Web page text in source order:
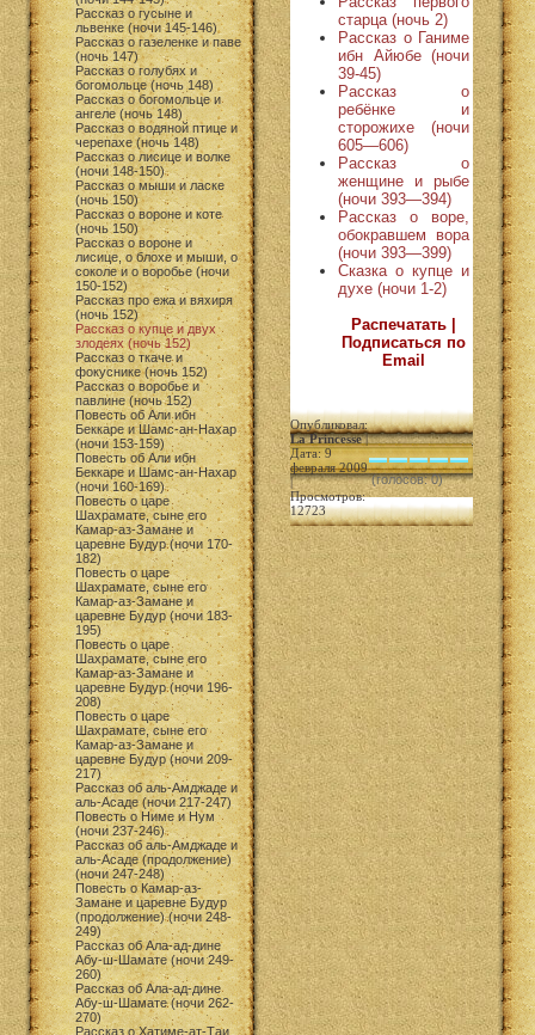
Рассказ о гусыне и
львенке (ночи 145-146)
Рассказ о газеленке и паве
(ночь 147)
Рассказ о голубях и
богомольце (ночь 148)
Рассказ о богомольце и
ангеле (ночь 148)
Рассказ о водяной птице и
черепахе (ночь 148)
Рассказ о лисице и волке
(ночи 148-150)
Рассказ о мыши и ласке
(ночь 150)
Рассказ о вороне и коте
(ночь 150)
Рассказ о вороне и
лисице, о блохе и мыши, о
соколе и о воробье (ночи
150-152)
Рассказ про ежа и вяхиря
(ночь 152)
Рассказ о купце и двух
злодеях (ночь 152)
Рассказ о ткаче и
фокуснике (ночь 152)
Рассказ о воробье и
павлине (ночь 152)
Повесть об Али ибн
Беккаре и Шамс-ан-Нахар
(ночи 153-159)
Повесть об Али ибн
Беккаре и Шамс-ан-Нахар
(ночи 160-169)
Повесть о царе
Шахрамате, сыне его
Камар-аз-Замане и
царевне Будур (ночи 170-
182)
Повесть о царе
Шахрамате, сыне его
Камар-аз-Замане и
царевне Будур (ночи 183-
195)
Повесть о царе
Шахрамате, сыне его
Камар-аз-Замане и
царевне Будур (ночи 196-
208)
Повесть о царе
Шахрамате, сыне его
Камар-аз-Замане и
царевне Будур (ночи 209-
217)
Рассказ об аль-Амджаде и
аль-Асаде (ночи 217-247)
Повесть о Ниме и Нум
(ночи 237-246)
Рассказ об аль-Амджаде и
аль-Асаде (продолжение)
(ночи 247-248)
Повесть о Камар-аз-
Замане и царевне Будур
(продолжение) (ночи 248-
249)
Рассказ об Ала-ад-дине
Абу-ш-Шамате (ночи 249-
260)
Рассказ об Ала-ад-дине
Абу-ш-Шамате (ночи 262-
270)
Рассказ о Хатиме-ат-Таи
старца (ночь 2)
Рассказ о Ганиме
ибн Айюбе (ночи
39-45)
Рассказ о
ребёнке и
сторожихе (ночи
605—606)
Рассказ о
женщине и рыбе
(ночи 393—394)
Рассказ о воре,
обокравшем вора
(ночи 393—399)
Сказка о купце и
духе (ночи 1-2)
Распечатать |
Подписаться по
Email
Опубликовал:
La Princesse|
Дата: 9
февраля 2009
|
Просмотров:
12723
(голосов: 0)